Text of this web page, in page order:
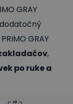
GRAY
GRAY
,
po ruke a